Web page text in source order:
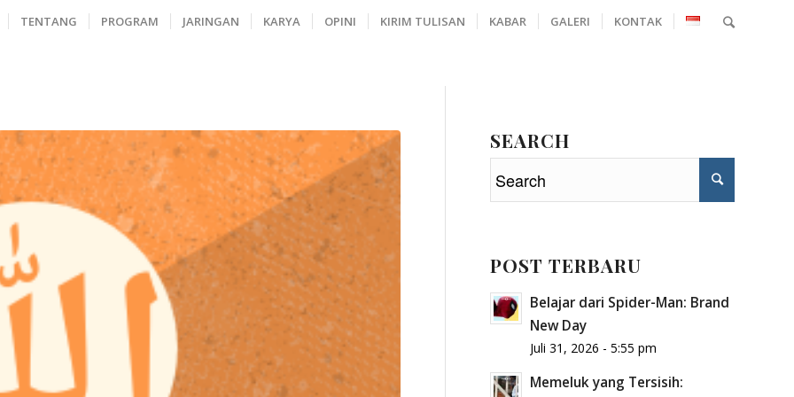
TENTANG PROGRAM JARINGAN KARYA OPINI KIRIM TULISAN KABAR GALERI KONTAK
SEARCH
POST TERBARU
Belajar dari Spider-Man: Brand
New Day
Juli 31, 2026 - 5:55 pm
Memeluk yang Tersisih: